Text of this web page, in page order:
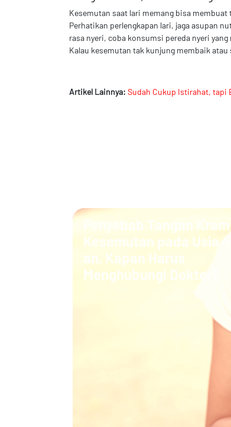
Kesemutan saat lari memang bisa
Perhatikan perlengkapan lari, jaga asupan
rasa nyeri, coba konsumsi pereda nyeri
Kalau kesemutan tak kunjung membaik
Artikel Lainnya: Sudah Cukup Istirahat, tapi
Penyebab Tangan
Kesemutan pada Usia
an, Kapan Harus
Menghubungi Dokter?